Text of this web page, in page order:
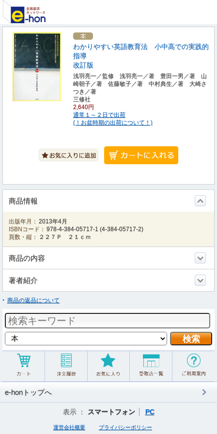
わかりやすい英語教育法 小中高での実践的
指導
改訂版
浅羽亮一／監修 浅羽亮一／著 豊田一男／著 山
崎朝子／著 佐藤敏子／著 中村典生／著 大崎さ
つき／著
三修社
2,640円
通常１～２日で出荷
(！お盆時期の出荷について！)
商品情報
出版年月： 2013年4月
ISBNコード： 978-4-384-05717-1 (4-384-05717-2)
頁数・縦：
２２７Ｐ ２１ｃｍ
商品の内容
著者紹介
商品の返品について
e-honトップへ
表示 ： スマートフォン PC
運営会社概要 プライバシーポリシー